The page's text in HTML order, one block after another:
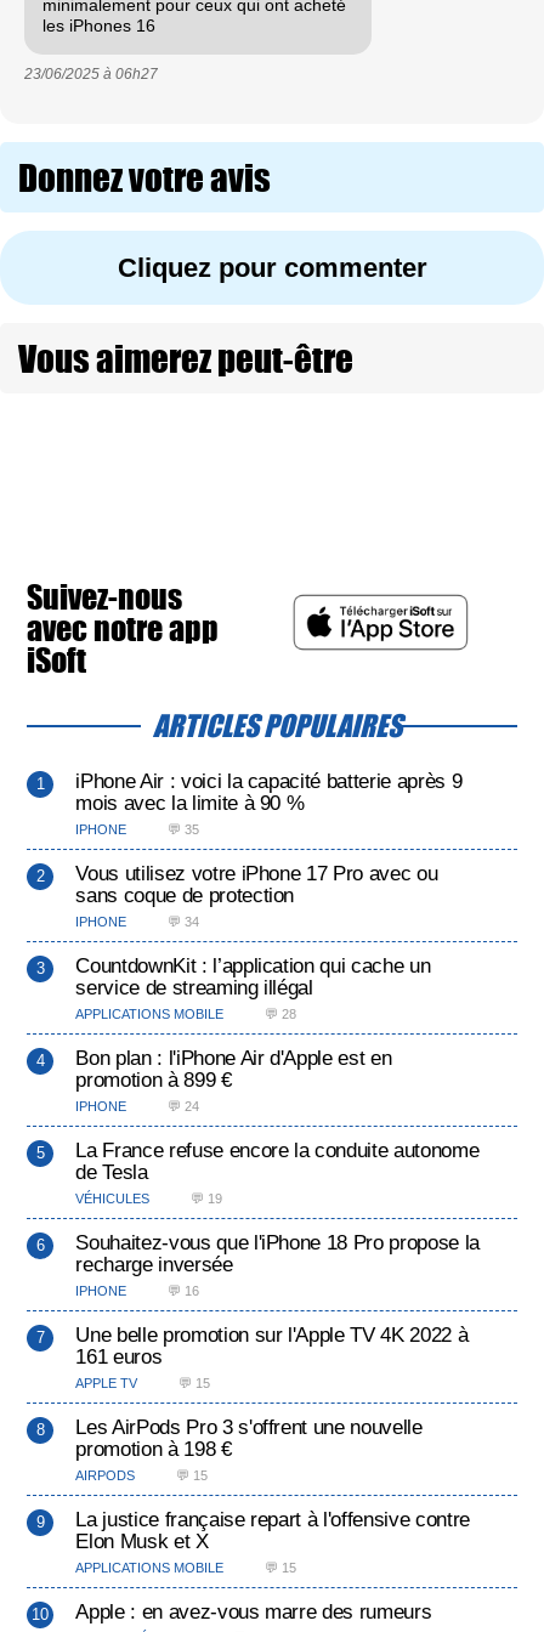
minimalement pour ceux qui ont acheté
les iPhones 16
23/06/2025 à 06h27
Donnez votre avis
Cliquez pour commenter
Vous aimerez peut-être
Suivez-nous
avec notre app
iSoft
ARTICLES POPULAIRES
iPhone Air : voici la capacité batterie après 9
mois avec la limite à 90 %
IPHONE 💬 35
Vous utilisez votre iPhone 17 Pro avec ou
sans coque de protection
IPHONE 💬 34
CountdownKit : l’application qui cache un
service de streaming illégal
APPLICATIONS MOBILE 💬 28
Bon plan : l'iPhone Air d'Apple est en
promotion à 899 €
IPHONE 💬 24
La France refuse encore la conduite autonome
de Tesla
VÉHICULES 💬 19
Souhaitez-vous que l'iPhone 18 Pro propose la
recharge inversée
IPHONE 💬 16
Une belle promotion sur l'Apple TV 4K 2022 à
161 euros
APPLE TV 💬 15
Les AirPods Pro 3 s'offrent une nouvelle
promotion à 198 €
AIRPODS 💬 15
La justice française repart à l'offensive contre
Elon Musk et X
APPLICATIONS MOBILE 💬 15
Apple : en avez-vous marre des rumeurs